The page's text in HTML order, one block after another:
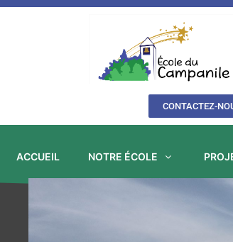
Aller
CONTACTEZ-
ACCUEIL NOTRE ÉCOLE